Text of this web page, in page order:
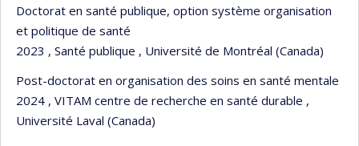
Doctorat en santé publique, option système organisation
et politique de santé
2023 , Santé publique , Université de Montréal (Canada)
Post-doctorat en organisation des soins en santé mentale
2024 , VITAM centre de recherche en santé durable ,
Université Laval (Canada)